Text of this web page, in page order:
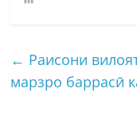
← Раисони
марзро баррасӣ